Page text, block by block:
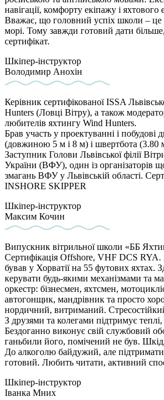
навігації, комфорту екіпажу і яхтового
Вважає, що головний успіх школи – це
морі. Тому завжди готовий дати
сертифікат.
Шкіпер-інструктор
Володимир Анохін
Керівник сертифікованої ISSA
Hunters (Ловці Вітру), а також
любителів яхтингу Wind Hunters.
Брав участь у проектуванні і побудові
(довжиною 5 м і 8 м) і швертбота (3.80
Заступник Голови Львівської філії
України (ВФУ), один із організаторів
змагань ВФУ у Львівській області.
INSHORE SKIPPER
Шкіпер-інструктор
Максим Кочин
Випускник вітрильної школи «ББ
Сертифікація Offshore, VHF DCS RYA.
бував у Хорватії на 55 футових яхтах.
керувати будь-якими механізмами та
оркестр: бізнесмен, яхтсмен,
автогонщик, мандрівник та просто
нордичний, витриманий.
З друзями та колегами підтримує
Бездоганно виконує свій службовий
ганьбили його, помічений не був.
До алкоголю байдужий, але
готовий. Любить читати, активний
Шкіпер-інструктор
Іванка Мних